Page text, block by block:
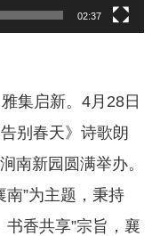
02:37
集启新。4月28日
别春天》诗歌朗
南新园圆满举办。
南”为主题，秉持
香共享”宗旨，襄